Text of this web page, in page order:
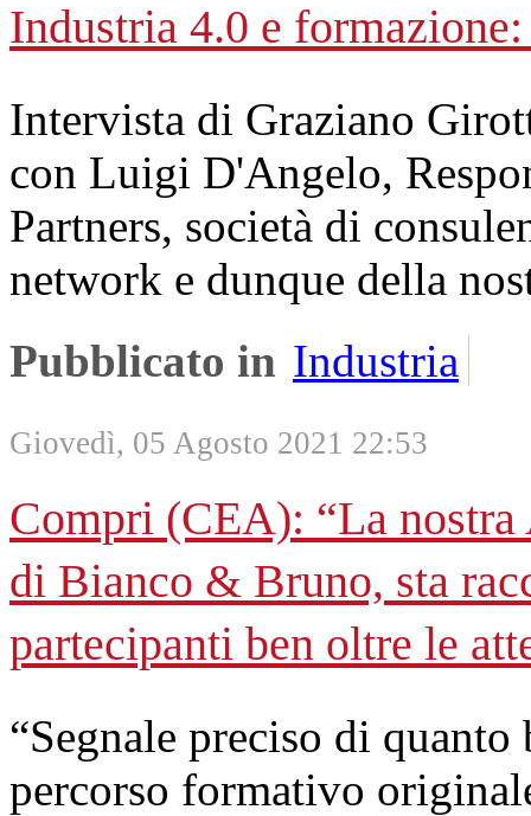
Industria 4.0 e
Intervista di Graziano
con Luigi D'Angelo,
Partners, società di
network e dunque della
Pubblicato in Industria
Giovedì, 05 Agosto 2021 22:53
Compri (CEA): “La
di Bianco & Bruno, sta
partecipanti ben oltre le
“Segnale preciso di
percorso formativo